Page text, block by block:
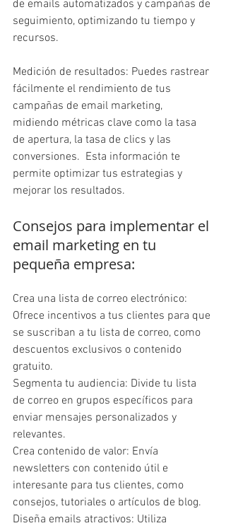
de emails automatizados y campañas de
seguimiento, optimizando tu tiempo y
recursos.
Medición de resultados: Puedes rastrear
fácilmente el rendimiento de tus
campañas de email marketing,
midiendo métricas clave como la tasa
de apertura, la tasa de clics y las
conversiones.  Esta información te
permite optimizar tus estrategias y
mejorar los resultados.
Consejos para implementar el
email marketing en tu
pequeña empresa:
Crea una lista de correo electrónico:
Ofrece incentivos a tus clientes para que
se suscriban a tu lista de correo, como
descuentos exclusivos o contenido
gratuito.
Segmenta tu audiencia: Divide tu lista
de correo en grupos específicos para
enviar mensajes personalizados y
relevantes.
Crea contenido de valor: Envía
newsletters con contenido útil e
interesante para tus clientes, como
consejos, tutoriales o artículos de blog.
Diseña emails atractivos: Utiliza